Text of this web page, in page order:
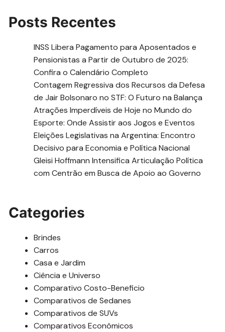
Posts Recentes
INSS Libera Pagamento para Aposentados e
Pensionistas a Partir de Outubro de 2025:
Confira o Calendário Completo
Contagem Regressiva dos Recursos da Defesa
de Jair Bolsonaro no STF: O Futuro na Balança
Atrações Imperdíveis de Hoje no Mundo do
Esporte: Onde Assistir aos Jogos e Eventos
Eleições Legislativas na Argentina: Encontro
Decisivo para Economia e Política Nacional
Gleisi Hoffmann Intensifica Articulação Política
com Centrão em Busca de Apoio ao Governo
Categories
Brindes
Carros
Casa e Jardim
Ciência e Universo
Comparativo Costo-Beneficio
Comparativos de Sedanes
Comparativos de SUVs
Comparativos Econômicos